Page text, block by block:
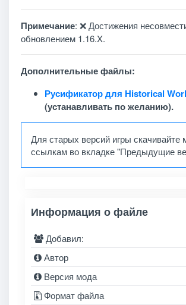
Примечание: ❌ Достижения
обновлением 1.16.X.
Дополнительные файлы:
Русификатор для Historical
(устанавливать по желанию).
Для старых версий игры скачивайте
ссылкам во вкладке "Предыдущие
Информация о файле
Добавил:
Автор
Версия мода
Формат файла